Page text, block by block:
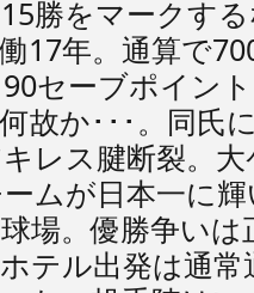
勝をマークす
17年。通算で
セーブポイン
故か･･･。同氏
レス腱断裂。
ムが日本一に
場。優勝争い
テル出発は通